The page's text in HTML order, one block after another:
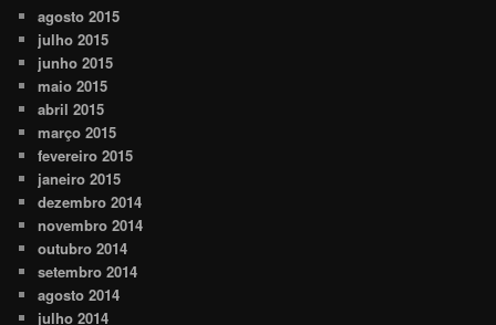
agosto 2015
julho 2015
junho 2015
maio 2015
abril 2015
março 2015
fevereiro 2015
janeiro 2015
dezembro 2014
novembro 2014
outubro 2014
setembro 2014
agosto 2014
julho 2014